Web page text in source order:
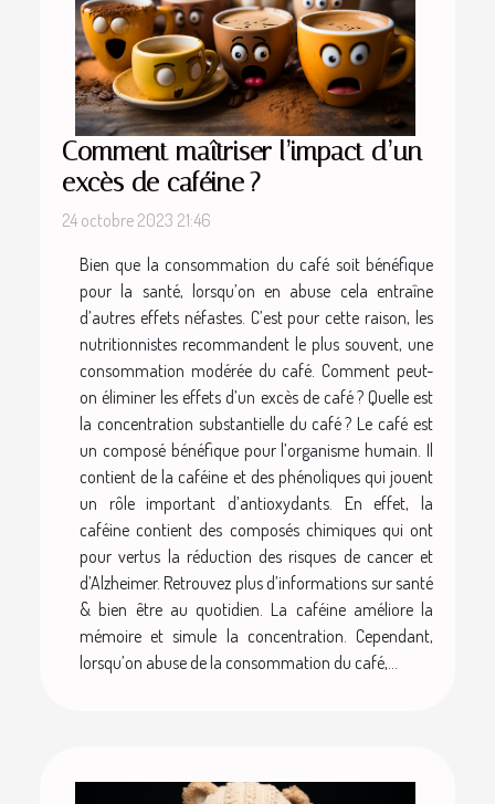
Comment maîtriser l’impact d’un
excès de caféine ?
24 octobre 2023 21:46
Bien que la consommation du café soit bénéfique
pour la santé, lorsqu’on en abuse cela entraîne
d’autres effets néfastes. C’est pour cette raison, les
nutritionnistes recommandent le plus souvent, une
consommation modérée du café. Comment peut-
on éliminer les effets d’un excès de café ? Quelle est
la concentration substantielle du café ? Le café est
un composé bénéfique pour l’organisme humain. Il
contient de la caféine et des phénoliques qui jouent
un rôle important d’antioxydants. En effet, la
caféine contient des composés chimiques qui ont
pour vertus la réduction des risques de cancer et
d’Alzheimer. Retrouvez plus d’informations sur santé
& bien être au quotidien. La caféine améliore la
mémoire et simule la concentration. Cependant,
lorsqu’on abuse de la consommation du café,...